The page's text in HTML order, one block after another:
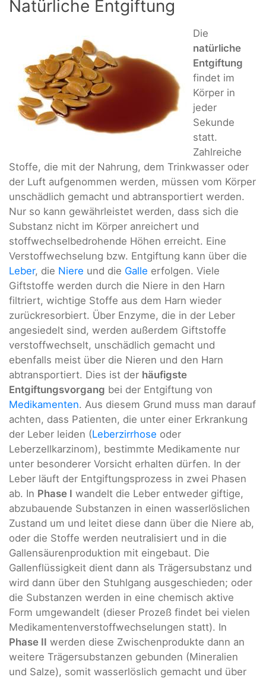
Natürliche Entgiftung
Die
natürliche
Entgiftung
findet im
Körper in
jeder
Sekunde
statt.
Zahlreiche
Stoffe, die mit der Nahrung, dem Trinkwasser oder
der Luft aufgenommen werden, müssen vom Körper
unschädlich gemacht und abtransportiert werden.
Nur so kann gewährleistet werden, dass sich die
Substanz nicht im Körper anreichert und
stoffwechselbedrohende Höhen erreicht. Eine
Verstoffwechselung bzw. Entgiftung kann über die
Leber, die Niere und die Galle erfolgen. Viele
Giftstoffe werden durch die Niere in den Harn
filtriert, wichtige Stoffe aus dem Harn wieder
zurückresorbiert. Über Enzyme, die in der Leber
angesiedelt sind, werden außerdem Giftstoffe
verstoffwechselt, unschädlich gemacht und
ebenfalls meist über die Nieren und den Harn
abtransportiert. Dies ist der häufigste
Entgiftungsvorgang bei der Entgiftung von
Medikamenten. Aus diesem Grund muss man darauf
achten, dass Patienten, die unter einer Erkrankung
der Leber leiden (Leberzirrhose oder
Leberzellkarzinom), bestimmte Medikamente nur
unter besonderer Vorsicht erhalten dürfen. In der
Leber läuft der Entgiftungsprozess in zwei Phasen
ab. In Phase I wandelt die Leber entweder giftige,
abzubauende Substanzen in einen wasserlöslichen
Zustand um und leitet diese dann über die Niere ab,
oder die Stoffe werden neutralisiert und in die
Gallensäurenproduktion mit eingebaut. Die
Gallenflüssigkeit dient dann als Trägersubstanz und
wird dann über den Stuhlgang ausgeschieden; oder
die Substanzen werden in eine chemisch aktive
Form umgewandelt (dieser Prozeß findet bei vielen
Medikamentenverstoffwechselungen statt). In
Phase II werden diese Zwischenprodukte dann an
weitere Trägersubstanzen gebunden (Mineralien
und Salze), somit wasserlöslich gemacht und über